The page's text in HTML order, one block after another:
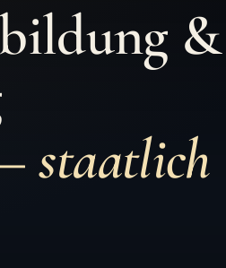
&
staatlich